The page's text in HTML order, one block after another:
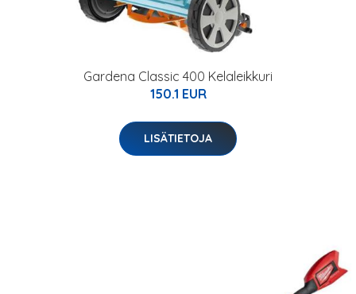
Gardena Classic 400 Kelaleikkuri
150.1 EUR
LISÄTIETOJA